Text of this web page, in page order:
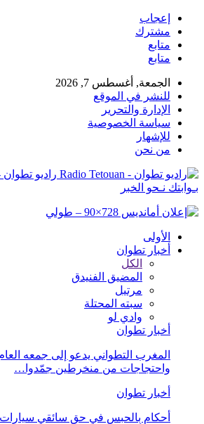
إعجاب
مشترك
متابع
متابع
الجمعة, أغسطس 7, 2026
للنشر في الموقع
الإدارة والتحرير
سياسة الخصوصية
للإشهار
من نحن
بـوابتك نـحو الخبر
الأولى
أخبار تطوان
الكل
المضيق الفنيدق
مرتيل
سبته المحتلة
وادي لو
أخبار تطوان
المغرب التطواني يدعو إلى جمعه
واحتجاجات من منخرطين جمّدوا…
أخبار تطوان
أحكام بالحبس في حق سائقي